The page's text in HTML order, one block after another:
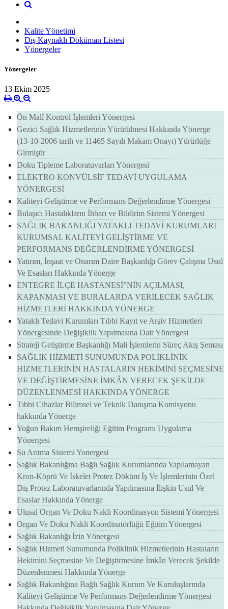
Kalite Yönetimi
Dış Kaynaklı Döküman Listesi
Yönergeler
Yönergeler
13 Ekim 2025
Ön Malî Kontrol İşlemleri Yönergesi
Gezici Sağlık Hizmetlerinin Yürütülmesi Hakkında Yönerge
(13-10-2006 tarih ve 11465 Sayılı Makam Onayı) Yürürlüğe
Girmiştir
Doku Tipleme Laboratuvarları Yönergesi
ELEKTRO KONVÜLSİF TEDAVİ UYGULAMA
YÖNERGESİ
Kaliteyi Geliştirme ve Performans Değerlendirme Yönergesi
Bulaşıcı Hastalıkların İhbarı ve Bildirim Sistemi Yönergesi
SAĞLIK BAKANLIĞI YATAKLI TEDAVİ KURUMLARI
KURUMSAL KALİTEYİ GELİŞTİRME VE
PERFORMANS DEĞERLENDİRME YÖNERGESİ
Yatırım, İnşaat ve Onarım Daire Başkanlığı Görev Çalışma Usul
Ve Esasları Hakkında Yönerge
ENTEGRE İLÇE HASTANESİ”NİN AÇILMASI,
KAPANMASI VE BURALARDA VERİLECEK SAĞLIK
HİZMETLERİ HAKKINDA YÖNERGE
Yataklı Tedavi Kurumları Tıbbi Kayıt ve Arşiv Hizmetleri
Yönergesinde Değişiklik Yapılmasına Dair Yönergesi
Strateji Geliştirme Başkanlığı Mali İşlemlerin Süreç Akış Şeması
SAĞLIK HİZMETİ SUNUMUNDA POLİKLİNİK
HİZMETLERİNİN HASTALARIN HEKİMİNİ SEÇMESİNE
VE DEĞİŞTİRMESİNE İMKÂN VERECEK ŞEKİLDE
DÜZENLENMESİ HAKKINDA YÖNERGE
Tıbbi Cihazlar Bilimsel ve Teknik Danışma Komisyonu
hakkında Yönerge
Yoğun Bakım Hemşireliği Eğitim Programı Uygulama
Yönergesi
Su Arıtma Sistemi Yonergesi
Sağlık Bakanlığına Bağlı Sağlık Kurumlarında Yapılamayan
Kron-Köprü Ve İskelet Protez Döküm İş Ve İşlemlerinin Özel
Diş Protez Laboratuvarlarında Yapılmasına İlişkin Usul Ve
Esaslar Hakkında Yönerge
Ulusal Organ Ve Doku Nakli Koordinasyon Sistemi Yönergesi
Organ Ve Doku Nakli Koordinatörlüğü Eğitim Yönergesi
Sağlık Bakanlığı İzin Yönergesi
Sağlık Hizmeti Sunumunda Poliklinik Hizmetlerinin Hastaların
Hekimini Seçmesine Ve Değiştirmesine İmkân Verecek Şekilde
Düzenlenmesi Hakkında Yönerge
Sağlık Bakanlığına Bağlı Sağlık Kurum Ve Kuruluşlarında
Kaliteyi Geliştirme Ve Performans Değerlendirme Yönergesi